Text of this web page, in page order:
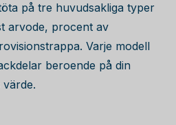
på tre huvudsakliga typer
arvode, procent av
Varje modell
beroende på din